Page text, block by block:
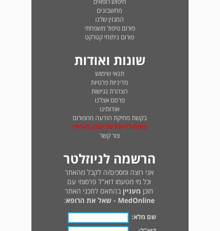
מחשבונים
המגזין שלנו
פורום טיפול משפחתי
פורום ניתוחי קטרקט
שונות ואודות
תנאי שימוש
מדיניות פרטיות
הצהרת נגישות
פרסם אצלנו
אודותינו
בקשת מחיקת הודעה מהפורום
טופס לדיווח על תוכן בעייתי
צור קשר
הרשמה לניוזלטר
אני רוצה ומסכים/ה לקבל מהאתר
וכל מי מטעמו דוא"ל פרסומי עם
תוכן מעניין בהתאם לתכני האתר
MedOnline - שאל את הרופא
:
שם מלא: